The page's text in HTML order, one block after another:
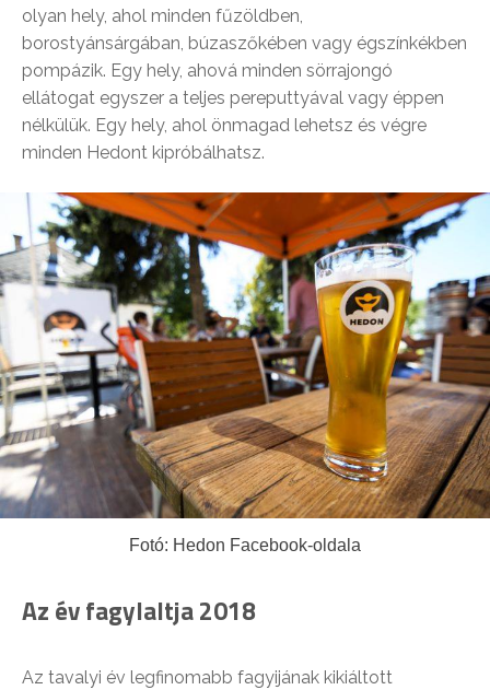
olyan hely, ahol minden fűzöldben,
borostyánsárgában, búzaszőkében vagy égszínkékben
pompázik. Egy hely, ahová minden sörrajongó
ellátogat egyszer a teljes pereputtyával vagy éppen
nélkülük. Egy hely, ahol önmagad lehetsz és végre
minden Hedont kipróbálhatsz.
Fotó: Hedon Facebook-oldala
Az év fagylaltja 2018
Az tavalyi év legfinomabb fagyijának kikiáltott